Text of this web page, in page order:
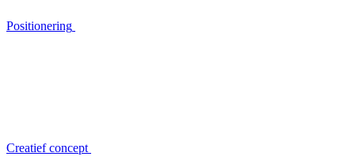
Positionering
Creatief concept